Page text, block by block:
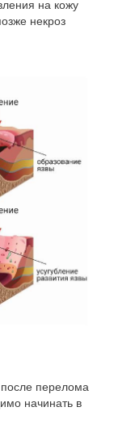
на кожу
некроз
перелома
начинать в